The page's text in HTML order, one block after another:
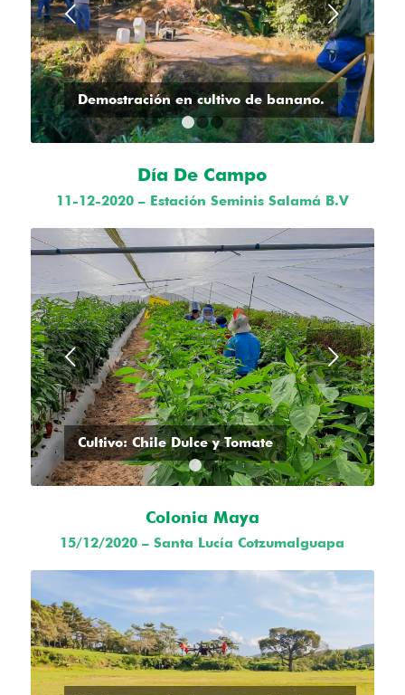
Demostración en cultivo de banano.
Posterior
1 2 3
Día De Campo
11-12-2020 – Estación Seminis Salamá B.V
Cultivo: Chile Dulce y Tomate
Posterior
1 2
Colonia Maya
15/12/2020 – Santa Lucía Cotzumalguapa